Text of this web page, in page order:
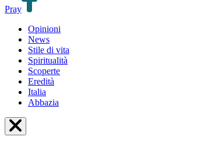
Pray
Opinioni
News
Stile di vita
Spiritualità
Scoperte
Eredità
Italia
Abbazia